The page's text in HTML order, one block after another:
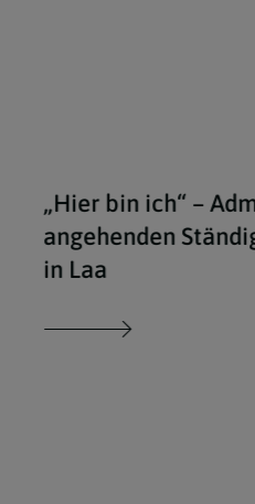
„Hier bin ich“ –
angehenden
in Laa